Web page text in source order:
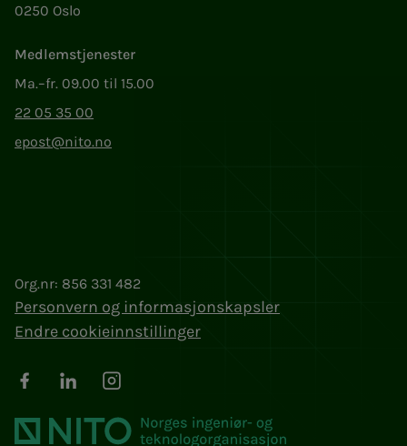
0250 Oslo
Medlemstjenester
Ma.–fr. 09.00 til 15.00
22 05 35 00
epost@nito.no
Org.nr: 856 331 482
Personvern og informasjonskapsler
Endre cookieinnstillinger
FacebookLinkedInInstagram